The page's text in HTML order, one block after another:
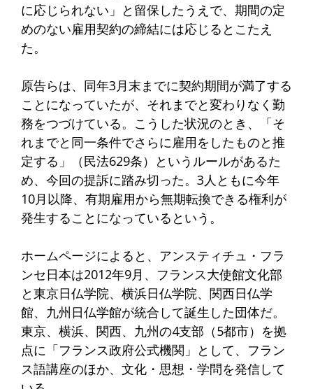
に応じられない」と留保したうえで、期間の定
めのない雇用契約の締結には応じるとこたえ
た。
原告らは、同年3月末までに契約期間が満了する
ことになっていたが、それまでと変わりなく勤
務をつづけている。こうした状況のとき、「そ
れまでと同一条件でさらに雇用をしたものと推
定する」（民法629条）というルールがあるた
め、今回の提訴に踏み切った。3人ともに今年
10月以降、有期雇用から無期転換できる権利が
発生することになっているという。
ホームページによると、アンスティチュ・フラ
ンセ日本は2012年9月、フランス大使館文化部
と東京日仏学院、横浜日仏学院、関西日仏学
館、九州日仏学館が統合して誕生した団体だ。
東京、横浜、関西、九州の4支部（5都市）を拠
点に「フランス政府公式機関」として、フラン
ス語講座のほか、文化・思想・学問を発信して